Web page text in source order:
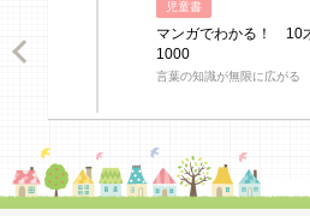
児童書
マンガでわかる！ 10
1000
言葉の知識が無限に広がる